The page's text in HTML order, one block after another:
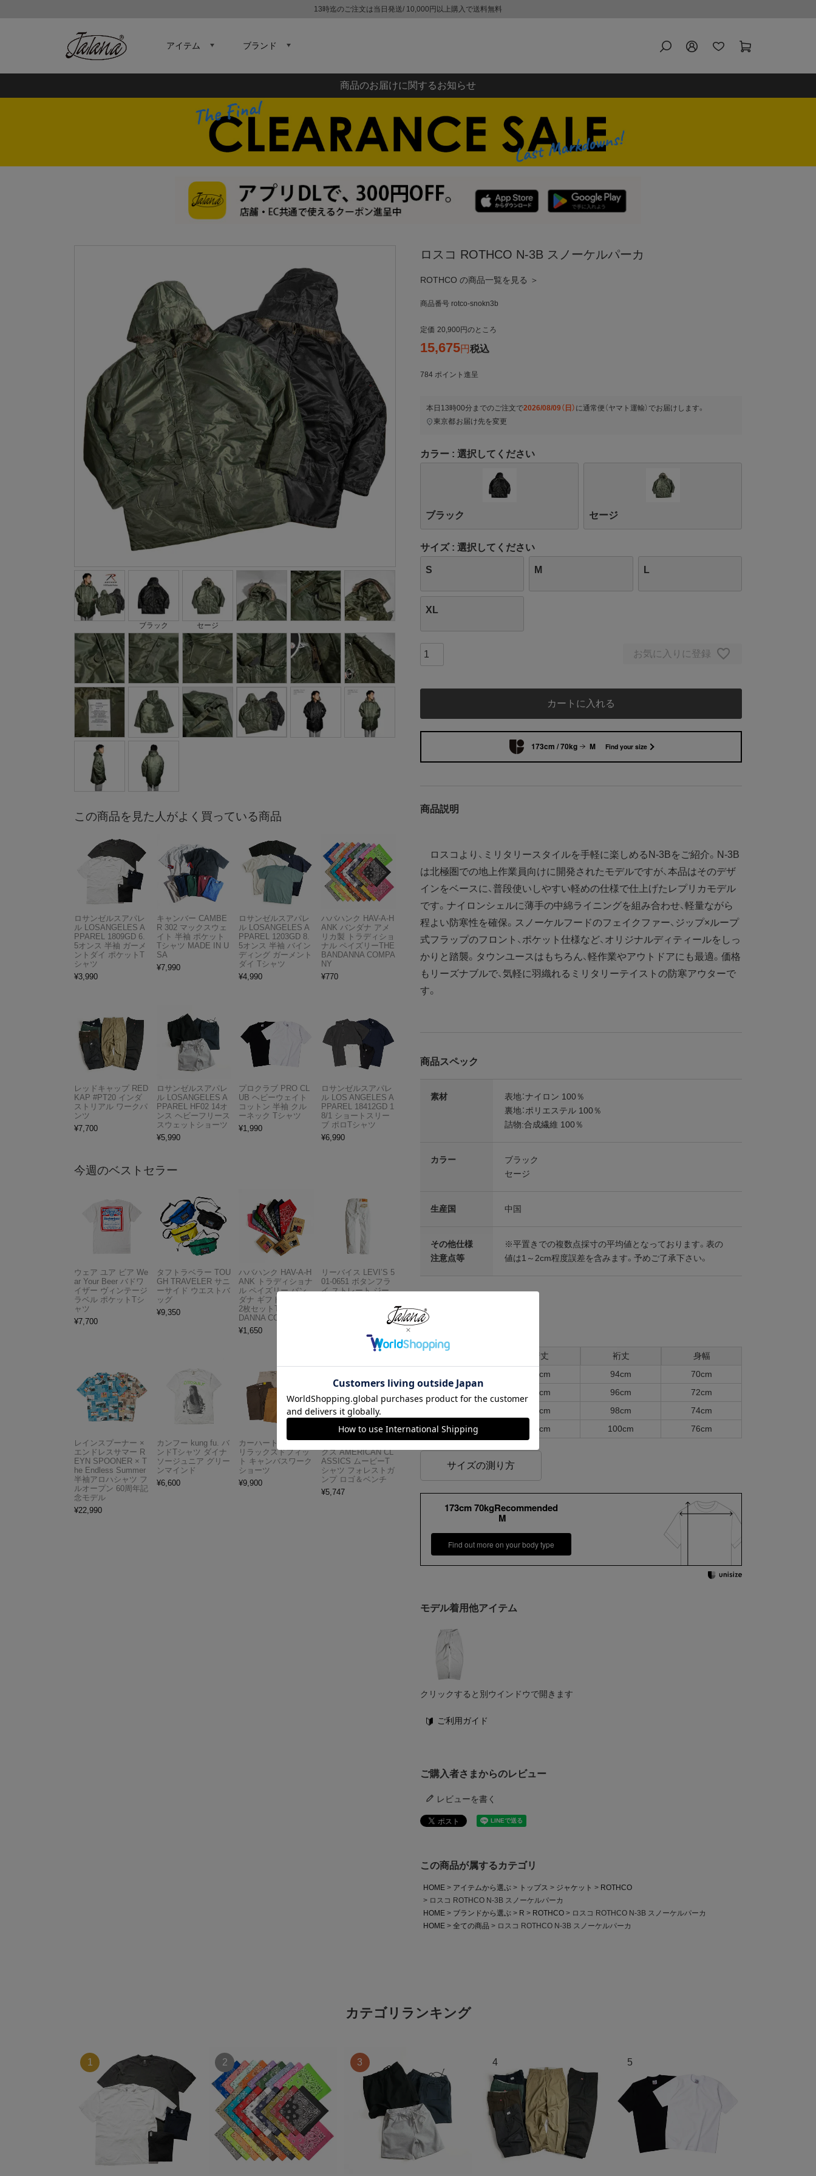
13時迄のご注文は当日発送/ 10,000円以上購入で送料無料
アイテム ブランド
商品のお届けに関するお知らせ
ブラック セージ
ロスコ ROTHCO N-3B スノーケルパーカ
ROTHCO の商品一覧を見る ＞
商品番号 rotco-snokn3b
定価 20,900 のところ
15,675 税込
784 ポイント進呈
本日 13時00分 までのご注文で2026/08/09（日） に通常便（ヤマト運輸） でお届けします。
東京都お届け先を変更
カラー 選択してください
ブラック セージ
サイズ 選択してください
S M L
XL
お気に入りに登録
カートに入れる
173cm / 70kg M Find your size
商品説明
ロスコより、ミリタリースタイルを手軽に楽しめるN-3Bをご紹介。N-3B
は北極圏での地上作業員向けに開発されたモデルですが、本品はそのデザ
インをベースに、普段使いしやすい軽めの仕様で仕上げたレプリカモデル
です。ナイロンシェルに薄手の中綿ライニングを組み合わせ、軽量ながら
程よい防寒性を確保。スノーケルフードのフェイクファー、ジップ×ループ
式フラップのフロント、ポケット仕様など、オリジナルディティールをしっ
かりと踏襲。タウンユースはもちろん、軽作業やアウトドアにも最適。価格
もリーズナブルで、気軽に羽織れるミリタリーテイストの防寒アウターで
す。
商品スペック
素材
表地：ナイロン 100％
裏地：ポリエステル 100％
詰物:合成繊維 100％
カラー
ブラック
セージ
生産国 中国
その他仕様
注意点等
※平置きでの複数点採寸の平均値となっております。表の
値は1～2cm程度誤差を含みます。予めご了承下さい。
各部実寸平均値
着丈 裄丈
身幅
88cm 94cm
70cm
90cm 96cm
72cm
92cm 98cm
74cm
XL
94cm 100cm 76cm
サイズの測り方
173cm 70kgRecommended
M
Find out more on your body type
モデル着用他アイテム
クリックすると別ウインドウで開きます
ご利用ガイド
ご購入者さまからのレビュー
レビューを書く
この商品が属するカテゴリ
HOME アイテムから選ぶ トップス ジャケット
ROTHCO
ロスコ ROTHCO N-3B スノーケルパーカ
HOME
ブランドから選ぶ R ROTHCO
ロスコ ROTHCO N-3B スノーケルパーカ
HOME
全ての商品 ロスコ ROTHCO N-3B スノーケルパーカ
この商品を見た人がよく買っている商品
ロサンゼルスアパレ
ル LOSANGELES A
PPAREL 1809GD 6.
5オンス 半袖 ガーメ
ントダイ ポケットT
シャツ
¥3,990
キャンバー CAMBE
R 302 マックスウェ
イト 半袖 ポケット
Tシャツ MADE IN U
SA
¥7,990
ロサンゼルスアパレ
ル LOSANGELES A
PPAREL 1203GD 8.
5オンス 半袖 バイン
ディング ガーメント
ダイ Tシャツ
¥4,990
ハバハンク HAV-A-H
ANK バンダナ アメ
リカ製 トラディショ
ナル ペイズリーTHE
BANDANNA COMPA
NY
¥770
レッドキャップ RED
KAP #PT20 インダ
ストリアル ワークパ
ンツ
¥7,700
ロサンゼルスアパレ
ル LOSANGELES A
PPAREL HF02 14オ
ンス ヘビーフリース
スウェットショーツ
¥5,990
プロクラブ PRO CL
UB ヘビーウェイト
コットン 半袖 クル
ーネック Tシャツ
¥1,990
ロサンゼルスアパレ
ル LOS ANGELES A
PPAREL 18412GD 1
8/1 ショートスリー
ブ ポロTシャツ
¥6,990
今週のベストセラー
ウェア ユア ビア We
ar Your Beer バドワ
イザー ヴィンテージ
ラベル ポケットTシ
ャツ
¥7,700
タフトラベラー TOU
GH TRAVELER サニ
ーサイド ウエストバ
ッグ
¥9,350
ハバハンク HAV-A-H
ANK トラディショナ
ル ペイズリー バン
ダナ ギフトボックス
2枚セットTHE BAN
DANNA COMPANY
¥1,650
リーバイス LEVI’S 5
01-0651 ボタンフラ
イ ストレート ジー
レインスプーナー ×
エンドレスサマー R
EYN SPOONER × T
he Endless Summer
半袖アロハシャツ フ
ルオープン 60周年記
念モデル
¥22,990
カンフー kung fu. バ
ンドTシャツ ダイナ
ソージュニア グリー
ンマインド
¥6,600
カーハート Carhartt
リラックスドフィッ
ト キャンバスワーク
ショーツ
¥9,900
アメリカンクラシッ
クス AMERICAN CL
ASSICS ムービーT
シャツ フォレストガ
ンプ ロゴ＆ベンチ
¥5,747
カテゴリランキング